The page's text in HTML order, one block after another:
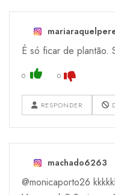
É só ficar de plantão.
0 0
RESPONDER
machado6263
@monicaporto26